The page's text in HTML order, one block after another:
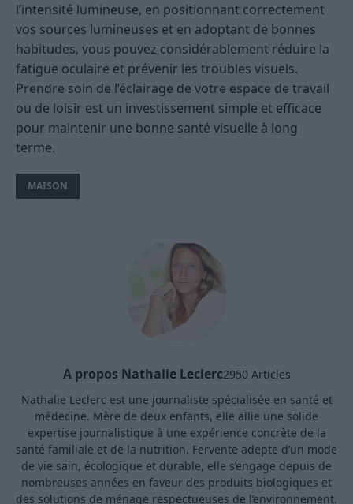
l’intensité lumineuse, en positionnant correctement
vos sources lumineuses et en adoptant de bonnes
habitudes, vous pouvez considérablement réduire la
fatigue oculaire et prévenir les troubles visuels.
Prendre soin de l’éclairage de votre espace de travail
ou de loisir est un investissement simple et efficace
pour maintenir une bonne santé visuelle à long
terme.
MAISON
A propos Nathalie Leclerc2950 Articles
Nathalie Leclerc est une journaliste spécialisée en santé et
médecine. Mère de deux enfants, elle allie une solide
expertise journalistique à une expérience concrète de la
santé familiale et de la nutrition. Fervente adepte d’un mode
de vie sain, écologique et durable, elle s’engage depuis de
nombreuses années en faveur des produits biologiques et
des solutions de ménage respectueuses de l’environnement.